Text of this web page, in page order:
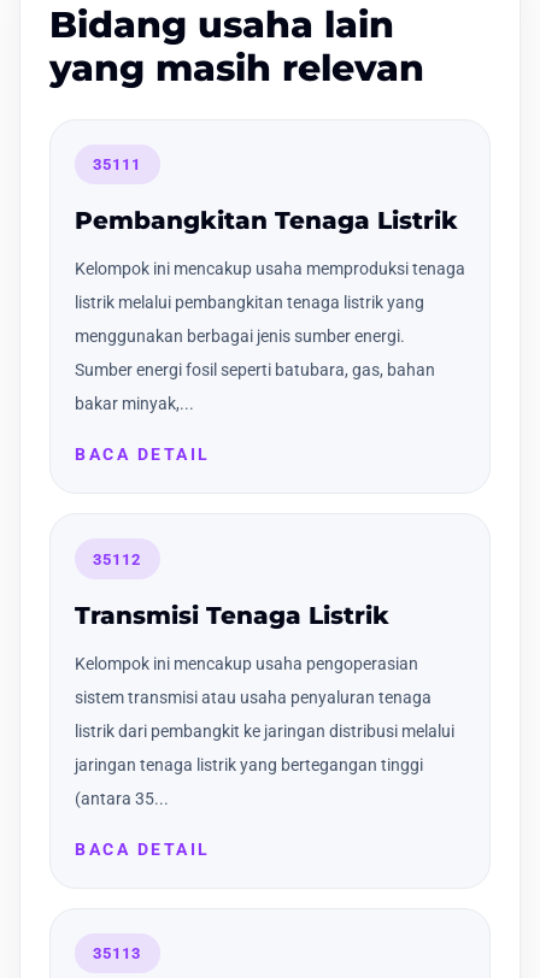
Bidang usaha lain
yang masih relevan
35111
Pembangkitan Tenaga Listrik
Kelompok ini mencakup usaha memproduksi tenaga
listrik melalui pembangkitan tenaga listrik yang
menggunakan berbagai jenis sumber energi.
Sumber energi fosil seperti batubara, gas, bahan
bakar minyak,...
BACA DETAIL
35112
Transmisi Tenaga Listrik
Kelompok ini mencakup usaha pengoperasian
sistem transmisi atau usaha penyaluran tenaga
listrik dari pembangkit ke jaringan distribusi melalui
jaringan tenaga listrik yang bertegangan tinggi
(antara 35...
BACA DETAIL
35113